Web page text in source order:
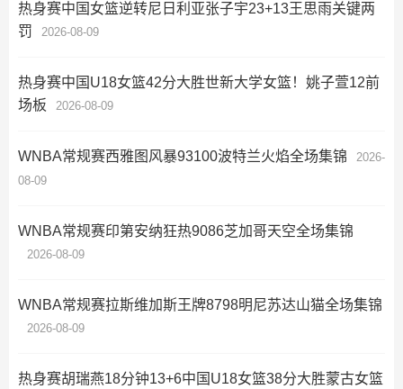
热身赛中国女篮逆转尼日利亚张子宇23+13王思雨关键两
罚
2026-08-09
热身赛中国U18女篮42分大胜世新大学女篮！姚子萱12前
场板
2026-08-09
WNBA常规赛西雅图风暴93100波特兰火焰全场集锦
2026-
08-09
WNBA常规赛印第安纳狂热9086芝加哥天空全场集锦
2026-08-09
WNBA常规赛拉斯维加斯王牌8798明尼苏达山猫全场集锦
2026-08-09
热身赛胡瑞燕18分钟13+6中国U18女篮38分大胜蒙古女篮